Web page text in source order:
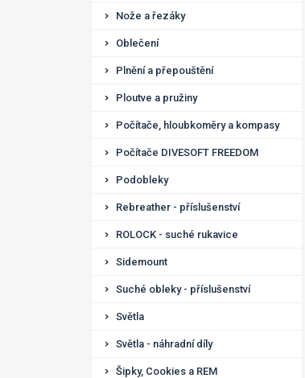
Nože a řezáky
Oblečení
Plnění a přepouštění
Ploutve a pružiny
Počítače, hloubkoměry a kompasy
Počítače DIVESOFT FREEDOM
Podobleky
Rebreather - příslušenství
ROLOCK - suché rukavice
Sidemount
Suché obleky - příslušenství
Světla
Světla - náhradní díly
Šipky, Cookies a REM